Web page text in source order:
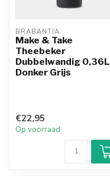
BRABANTIA
Make & Take
Theebeker
Dubbelwandig 0,36L
Donker Grijs
€22,95
Op voorraad